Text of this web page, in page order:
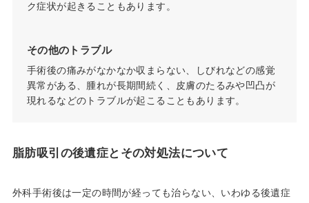
ク症状が起きることもあります。
その他のトラブル
手術後の痛みがなかなか収まらない、しびれなどの感覚
異常がある、腫れが長期間続く、皮膚のたるみや凹凸が
現れるなどのトラブルが起こることもあります。
脂肪吸引の後遺症とその対処法について
外科手術後は一定の時間が経っても治らない、いわゆる後遺症